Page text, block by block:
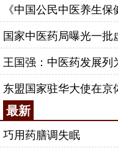
《中国公民中医养生
国家中医药局曝光一
王国强：中医药发展
东盟国家驻华大使在京
最新
巧用药膳调失眠